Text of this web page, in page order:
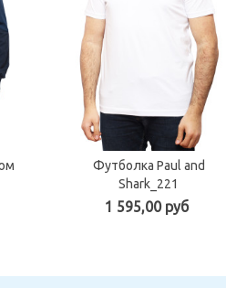
Футболка Paul and
Shark_221
1 595,00 руб